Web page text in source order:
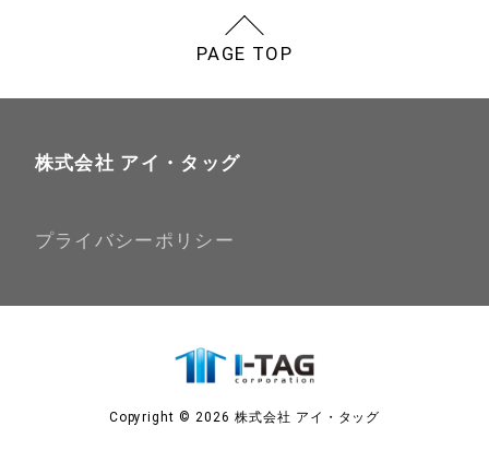
PAGE TOP
株式会社 アイ・タッグ
プライバシーポリシー
Copyright © 2026 株式会社 アイ・タッグ